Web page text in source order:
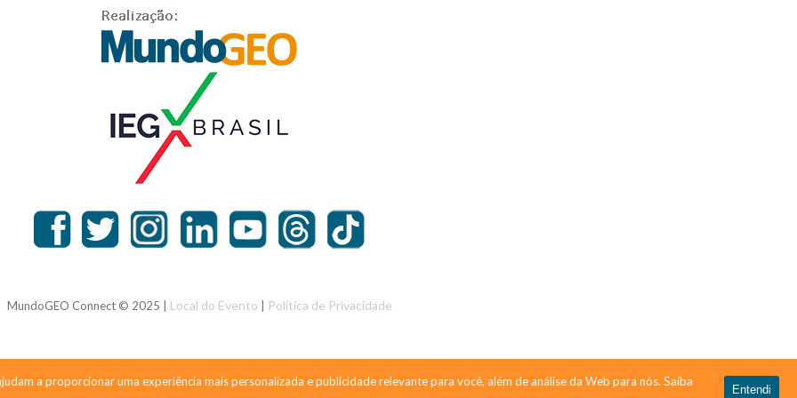
MundoGEO Connect © 2025 | Local do Evento Política de Privacidade
a proporcionar uma experiência mais personalizada e publicidade relevante para você, além de análise da Web para nós. Saiba
Entendi